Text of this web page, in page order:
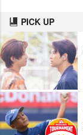
PICK UP